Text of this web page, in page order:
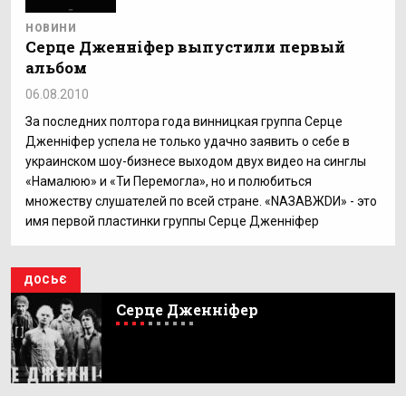
НОВИНИ
Серце Дженніфер выпустили первый
альбом
06.08.2010
За последних полтора года винницкая группа Серце
Дженніфер успела не только удачно заявить о себе в
украинском шоу-бизнесе выходом двух видео на синглы
«Намалюю» и «Ти Перемогла», но и полюбиться
множеству слушателей по всей стране. «NАЗАВЖDИ» - это
имя первой пластинки группы Серце Дженніфер
ДОСЬЄ
Серце Дженніфер